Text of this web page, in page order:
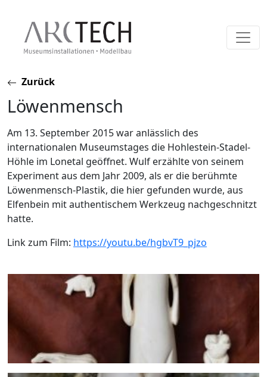
Skip
content
Zurück
Löwenmensch
Am 13. September 2015 war anlässlich des
internationalen Museumstages die Hohlestein-Stadel-
Höhle im Lonetal geöffnet. Wulf erzählte von seinem
Experiment aus dem Jahr 2009, als er die berühmte
Löwenmensch-Plastik, die hier gefunden wurde, aus
Elfenbein mit authentischem Werkzeug nachgeschnitzt
hatte.
Link zum Film: https://youtu.be/hgbvT9_pjzo